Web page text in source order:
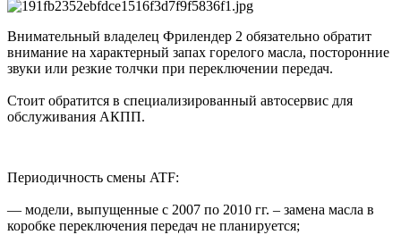
Внимательный владелец Фрилендер 2 обязательно обратит
внимание на характерный запах горелого масла, посторонние
звуки или резкие толчки при переключении передач.
Стоит обратится в специализированный автосервис для
обслуживания АКПП.
Периодичность смены ATF:
— модели, выпущенные с 2007 по 2010 гг. – замена масла в
коробке переключения передач не планируется;